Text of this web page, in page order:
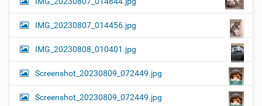
IMG_20230807_014456.jpg
IMG_20230808_010401.jpg
Screenshot_20230809_072449.jpg
Screenshot_20230809_072449.jpg